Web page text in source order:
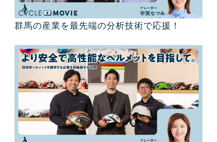
群馬の産業を最先端の分析技術で応援！